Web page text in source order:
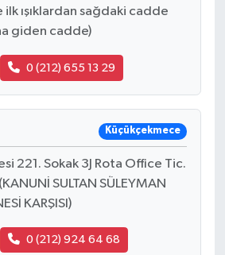
ilk ışıklardan sağdaki cadde
giden cadde)
0 (212) 655 13 29
Küçükçekmece
221. Sokak 3J Rota Office Tic.
SULTAN SÜLEYMAN
KARŞISI)
0 (212) 924 64 68